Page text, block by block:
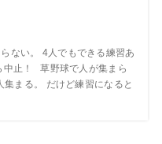
ない。 4人でもできる練習あ
中止！ 草野球で人が集まら
まる。 だけど練習になると